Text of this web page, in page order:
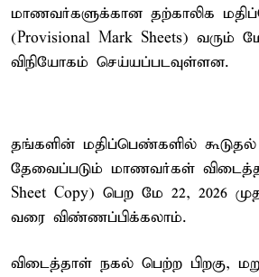
மாணவர்களுக்கான தற்காலிக
(Provisional Mark Sheets) வரும்
விநியோகம் செய்யப்படவுள்ளன.
தங்களின் மதிப்பெண்களில் கூடுதல்
தேவைப்படும் மாணவர்கள்
Sheet Copy) பெற மே 22, 2026
வரை விண்ணப்பிக்கலாம்.
விடைத்தாள் நகல் பெற்ற பிறகு,